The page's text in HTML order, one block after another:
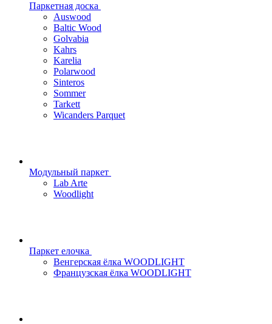
Паркетная доска
Auswood
Baltic Wood
Golvabia
Kahrs
Karelia
Polarwood
Sinteros
Sommer
Tarkett
Wicanders Parquet
Модульный паркет
Lab Arte
Woodlight
Паркет елочка
Венгерская ёлка WOODLIGHT
Французская ёлка WOODLIGHT